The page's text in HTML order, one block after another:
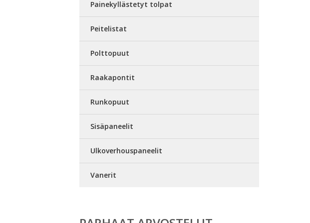
Painekyllästetyt tolpat
Peitelistat
Polttopuut
Raakapontit
Runkopuut
Sisäpaneelit
Ulkoverhouspaneelit
Vanerit